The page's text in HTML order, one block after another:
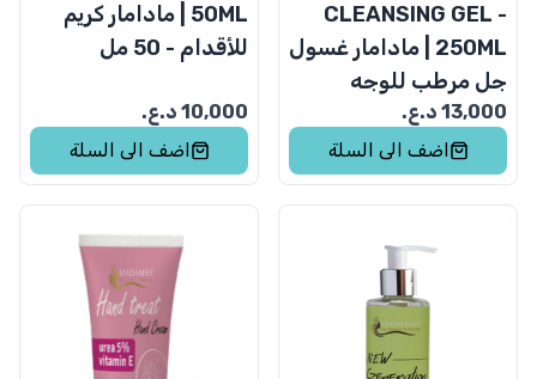
CLEANSING GEL -
250ML | مادامار غسول
جل مرطب للوجه
13,000 د.ع.
اضف الى السلة
50ML | مادامار كريم
للأقدام - 50 مل
10,000 د.ع.
اضف الى السلة